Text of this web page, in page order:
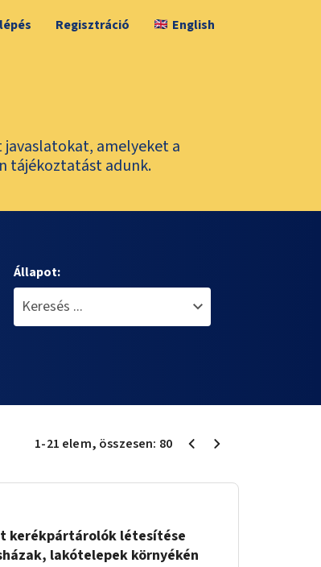
Regisztráció English
amelyeket a
tájékoztatást adunk.
Állapot:
1-21 elem, összesen: 80
kerékpártárolók létesítése
lakótelepek környékén